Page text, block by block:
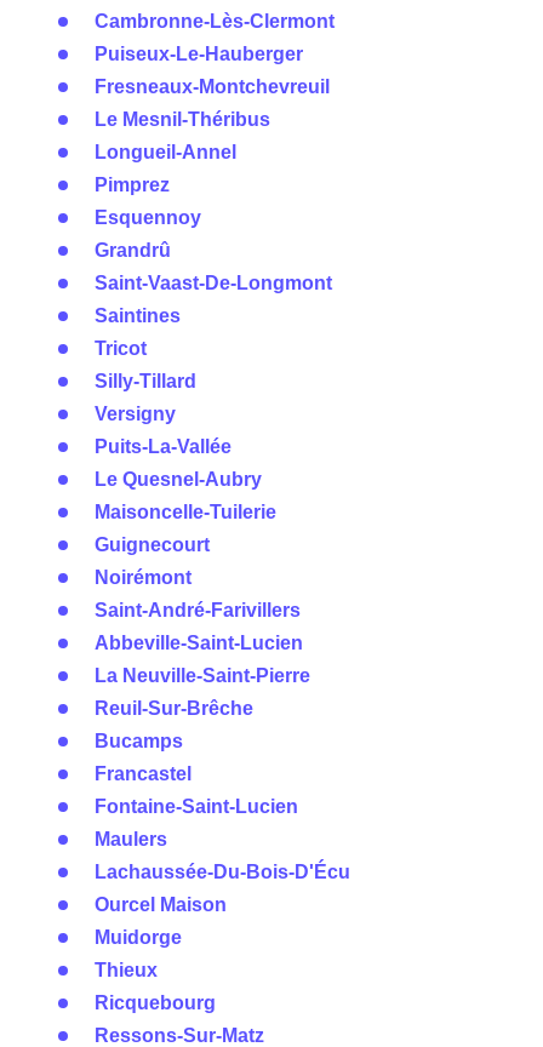
Cambronne-Lès-Clermont
Puiseux-Le-Hauberger
Fresneaux-Montchevreuil
Le Mesnil-Théribus
Longueil-Annel
Pimprez
Esquennoy
Grandrû
Saint-Vaast-De-Longmont
Saintines
Tricot
Silly-Tillard
Versigny
Puits-La-Vallée
Le Quesnel-Aubry
Maisoncelle-Tuilerie
Guignecourt
Noirémont
Saint-André-Farivillers
Abbeville-Saint-Lucien
La Neuville-Saint-Pierre
Reuil-Sur-Brêche
Bucamps
Francastel
Fontaine-Saint-Lucien
Maulers
Lachaussée-Du-Bois-D'Écu
Ourcel Maison
Muidorge
Thieux
Ricquebourg
Ressons-Sur-Matz